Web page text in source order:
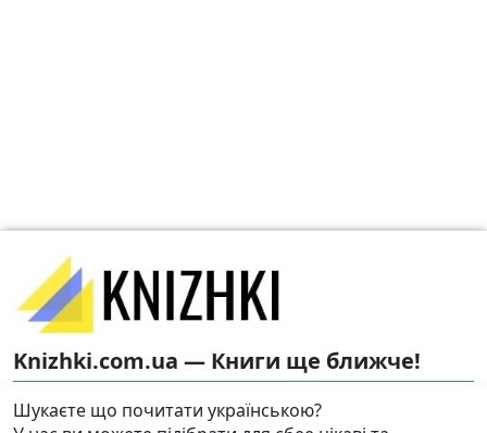
Knizhki.com.ua — Книги ще ближче!
Шукаєте що почитати українською?